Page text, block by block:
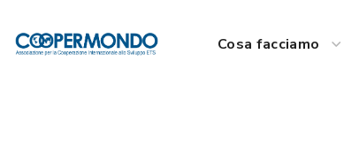
Cosa facciamo